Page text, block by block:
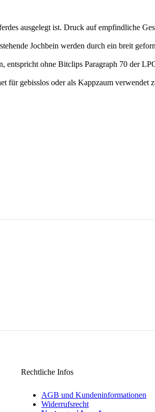
ausgelegt ist. Druck auf empfindliche
Jochbein werden durch ein breit
entspricht ohne Bitclips Paragraph 70 der
für gebisslos oder als Kappzaum verwendet
Rechtliche Infos
AGB und Kundeninformationen
Widerrufsrecht